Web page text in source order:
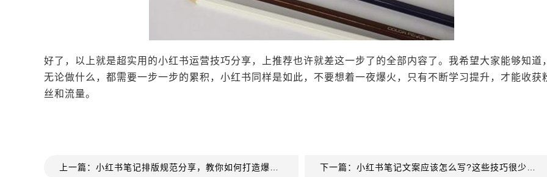
好了，以上就是超实用的小红书运营技巧分享，上推荐也许就差这一步了的全部内容了。我希望大家能够知道
无论做什么，都需要一步一步的累积，小红书同样是如此，不要想着一夜爆火，只有不断学习提升，才能收获
丝和流量。